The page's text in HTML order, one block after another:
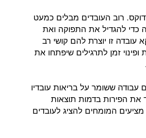
רוב העובדים מבלים כמעט
כדי להגדיל את התפוקה ואת
עובדה זו יוצרת להם קושי רב
ופינוי זמן לתרגילים שיפתחו את
עבודה ששומר על בריאות עובדיו
את הפירות בדמות תוצאות
מציעים המומחים להציג לעובדים